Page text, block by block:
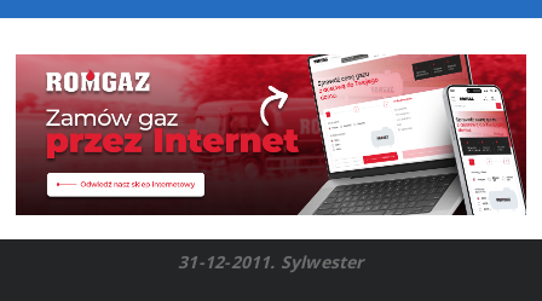
31-12-2011. Sylwester